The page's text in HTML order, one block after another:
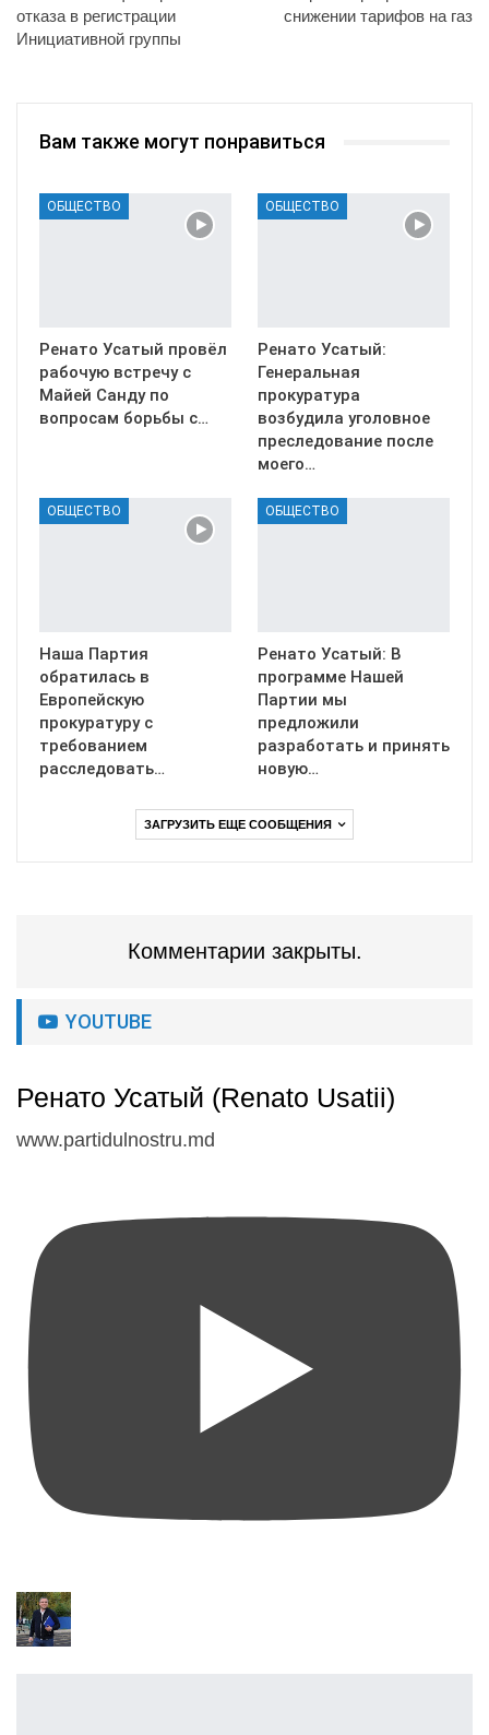
отказа в регистрации
Инициативной группы
снижении тарифов на газ
Вам также могут понравиться
ОБЩЕСТВО
Ренато Усатый провёл
рабочую встречу с
Майей Санду по
вопросам борьбы с…
ОБЩЕСТВО
Ренато Усатый:
Генеральная
прокуратура
возбудила уголовное
преследование после
моего…
ОБЩЕСТВО
Наша Партия
обратилась в
Европейскую
прокуратуру с
требованием
расследовать…
ОБЩЕСТВО
Ренато Усатый: В
программе Нашей
Партии мы
предложили
разработать и принять
новую…
ЗАГРУЗИТЬ ЕЩЕ СООБЩЕНИЯ
Комментарии закрыты.
YOUTUBE
Ренато Усатый (Renato Usatii)
www.partidulnostru.md